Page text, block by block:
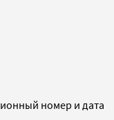
номер и дата